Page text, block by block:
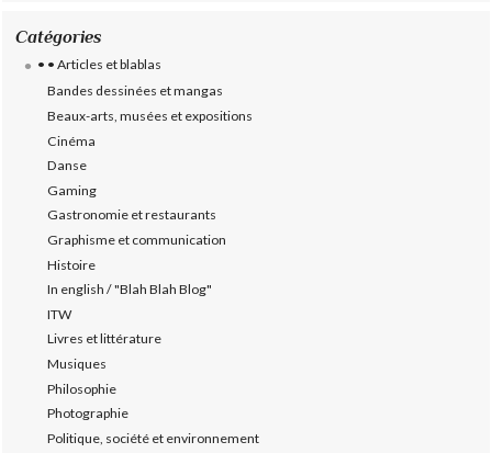
Catégories
• • Articles et blablas
Bandes dessinées et mangas
Beaux-arts, musées et expositions
Cinéma
Danse
Gaming
Gastronomie et restaurants
Graphisme et communication
Histoire
In english / "Blah Blah Blog"
ITW
Livres et littérature
Musiques
Philosophie
Photographie
Politique, société et environnement